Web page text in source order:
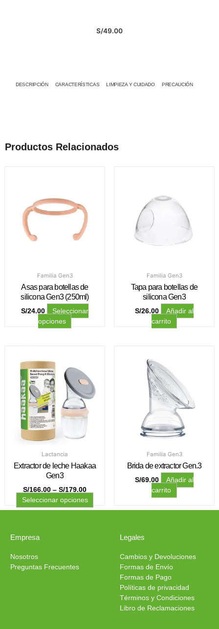
S/49.00
DESCRIPCIÓN CARACTERÍSTICAS LIMPIEZA Y CUIDADO PRECAUCIÓN
Productos Relacionados
Familia Gen3
Asas para botellas de
silicona Gen3 (250ml)
S/24.00
Seleccionar
opciones
múltiples
variantes.
opciones
se
en
la
página
de
producto
Familia Gen3
Tapa para botellas de
silicona Gen3
S/26.00
Añadir al
carrito
Lactancia
Extractor de leche Haakaa
Gen3
S/166.00 – S/179.00
Seleccionar opciones
múltiples
variantes.
la
producto
Familia Gen3
Brida de extractor Gen.3
S/69.00
Añadir al
carrito
Empresa
Nosotros
Preguntas Frecuentes
Legales
Cambios y Devoluciones
Formas de Envío
Formas de Pago
Políticas de privacidad
Términos y Condiciones
Libro de Reclamaciones